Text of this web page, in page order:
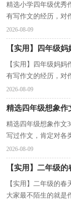
精选小学四年级优秀
有写作文的经历，对
题意义的记叙方法。
2026-08-09
【实用】四年级
【实用】四年级妈
有写作文的经历，对
以分为命题作文和非
2026-08-09
精选四年级想象作
精选四年级想象作文
写过作文，肯定对各
作文、大学作文（论
2026-08-09
【实用】二年级
【实用】二年级的
大家最不陌生的就是